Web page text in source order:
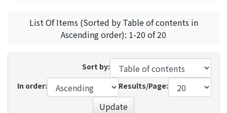
List Of Items (Sorted by Table of contents in
Ascending order): 1-20 of 20
Sort by:
In order:
Results/Page:
Update